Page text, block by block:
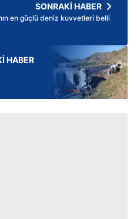
SONRAKİ HABER
en güçlü deniz kuvvetleri belli
HABER